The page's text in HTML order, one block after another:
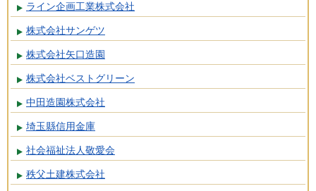
ライン企画工業株式会社
株式会社サンゲツ
株式会社矢口造園
株式会社ベストグリーン
中田造園株式会社
埼玉縣信用金庫
社会福祉法人敬愛会
秩父土建株式会社